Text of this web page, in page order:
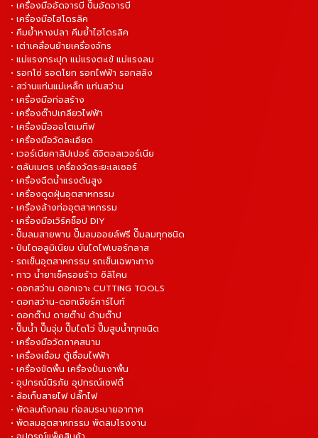
• เครื่องมืออัดจารบี ปั๊มอัดจารบี
• เครื่องมือไฮโดรลิค
• คีมย้ำหางปลา คีมย้ำไฮโดรลิค
• เต่าเคลื่อนย้ายเครื่องจักร
• แม่แรงกระปุก แม่แรงตะเข้ แม่แรงลม
• รอกโซ่ รอดโยก รอกไฟฟ้า รอกสลิง
• สว่านแท่นแม่เหล็ก แท่นสว่าน
• เครื่องมือก่อสร้าง
• เครื่องต๊าปเกลียวไฟฟ้า
• เครื่องมือออโตเมทีฟ
• เครื่องมือวัดละเอียด
• เวอร์เนียคาลิปเปอร์ ดิจิตอลเวอร์เนีย
• ตลับเมตร เครื่องวัดระยะเลเซอร์
• เครื่องฉีดน้ำแรงดันสูง
• เครื่องดูดฝุ่นอุตสาหกรรม
• เครื่องล้างท่ออุตสาหกรรม
• เครื่องมือเวิร์คช็อป DIY
• ปั๊มลมสายพาน ปั๊มลมออยล์ฟรี ปั๊มลมทุกชนิด
• ปันไดอลูมิเนียม บันไดไฟเบอร์กลาส
• รถเข็นอุตสาหกรรม รถเข็นเฉพาะทาง
• กาว น้ำยาเช็ครอยร้าว ซิลิโคน
• ดอกสว่าน ดอกเจาะ CUTTING TOOLS
• ดอกสว่าน-ดอกเจียร์คาร์ไบท์
• ดอกต๊าป ดายต๊าป ด้ามต๊าป
• ปั๊มน้ำ ปั๊มจุ่ม ปั๊มไดโว่ ปั๊มสูบน้ำทุกชนิด
• เครื่องมือวัดภาคสนาม
• เครื่องเชื่อม ตู้เชื่อมไฟฟ้า
• เครื่องขัดพื้น เครื่องปั่นเงาพื้น
• อุปกรณ์นิรภัย อุปกรณ์เซฟตี้
• ล้อเก็บสายไฟ ปลั๊กไฟ
• พัดลมถังกลม ท่อลมระบายอากาศ
• พัดลมอุตสาหกรรม พัดลมโรงงาน